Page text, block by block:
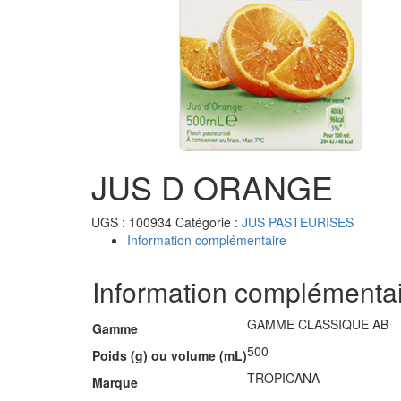
JUS D ORANGE
UGS : 100934 Catégorie : JUS PASTEURISES
Information complémentaire
Information
Gamme
GAMME CLASSIQUE AB
Poids (g) ou volume (mL)500
Marque
TROPICANA